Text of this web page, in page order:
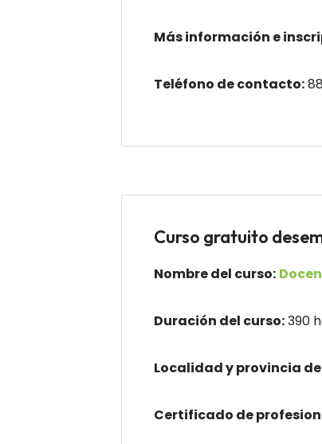
Más información e
Teléfono de contacto:
Curso gratuito
Nombre del curso:
Duración del curso:390
Localidad y provincia
Certificado de